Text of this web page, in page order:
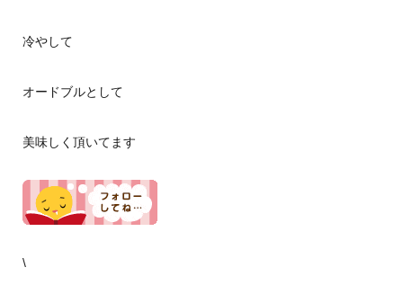
冷やして
オードブルとして
美味しく頂いてます
\